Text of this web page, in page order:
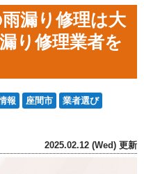
漏り修理は大
り修理業者を
報 座間市
業者選び
2025.02.12 (Wed) 更新